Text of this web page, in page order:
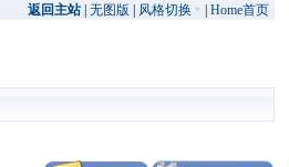
返回主站| 无图版 风格切换 Home首页